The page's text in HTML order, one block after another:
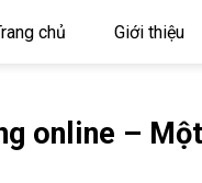
chủ Giới thiệu
online –